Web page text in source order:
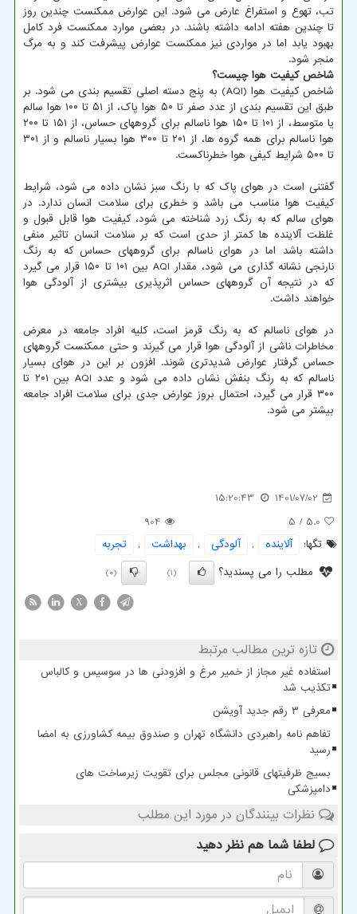
تب، تهوع و استفراغ عارض می شود. این عوارض ممکنست چندین روز
تا چندین هفته ادامه داشته باشند. در بعضی موارد ممکنست فرد کامل
بهبود یابد اما در مواردی نیز ممکنست عوارض پیشرفت کند و به مرگ
منجر شود.
شاخص کیفیت هوا چیست؟
شاخص کیفیت هوا (AQI) به پنج دسته اصلی تقسیم بندی می شود. بر
طبق این تقسیم بندی از عدد صفر تا ۵۰ هوا پاک، از ۵۱ تا ۱۰۰ هوا سالم
یا متوسط، از ۱۰۱ تا ۱۵۰ هوا ناسالم برای گروههای حساس، از ۱۵۱ تا ۲۰۰
هوا ناسالم برای همه گروه ها، از ۲۰۱ تا ۳۰۰ هوا بسیار ناسالم و از ۳۰۱
تا ۵۰۰ شرایط کیفی هوا خطرناکست.
گفتنی است در هوای پاک که با رنگ سبز نشان داده می شود، شرایط
کیفیت هوا مناسب می باشد و خطری برای سلامت انسان ندارد. در
هوای سالم که به رنگ زرد شناخته می شود، کیفیت هوا قابل قبول و
غلظت آلاینده ها کمتر از حدی است که بر سلامت انسان تاثیر منفی
داشته باشد اما در هوای ناسالم برای گروههای حساس که به رنگ
نارنجی نشانه گذاری می شود، مقدار AQI بین ۱۰۱ تا ۱۵۰ قرار می گیرد
که در نتیجه آن گروههای حساس اثرپذیری بیشتری از آلودگی هوا
خواهند داشت.
در هوای ناسالم که به رنگ قرمز است، کلیه افراد جامعه در معرض
مخاطرات ناشی از آلودگی هوا قرار می گیرند و حتی ممکنست گروههای
حساس گرفتار عوارض شدیدتری شوند. افزون بر این در هوای بسیار
ناسالم که به رنگ بنفش نشان داده می شود و عدد AQI بین ۲۰۱ تا
۳۰۰ قرار می گیرد، احتمال بروز عوارض جدی برای سلامت افراد جامعه
بیشتر می شود.
1401/07/02
15:20:43
5.0
/ 5
904
تگها:
آلاینده , آلودگی , بهداشت ,
تجربه
مطلب را می پسندید؟
(1)
(0)
X
تازه ترین مطالب مرتبط
استفاده غیر مجاز از خمیر مرغ و افزودنی ها در سوسیس و کالباس
تکذیب شد
معرفی ۳ رقم جدید آویشن
تفاهم نامه راهبردی دانشگاه تهران و صندوق بیمه کشاورزی به امضا
رسید
بسیج ظرفیتهای قانونی مجلس برای تقویت زیرساخت های
دامپزشکی
نظرات بینندگان در مورد این مطلب
لطفا شما هم نظر دهید